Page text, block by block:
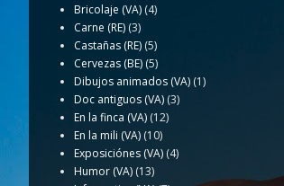
Bricolaje (VA) (4)
Carne (RE) (3)
Castañas (RE) (5)
Cervezas (BE) (5)
Dibujos animados (VA) (1)
Doc antiguos (VA) (3)
En la finca (VA) (12)
En la mili (VA) (10)
Exposiciónes (VA) (4)
Humor (VA) (13)